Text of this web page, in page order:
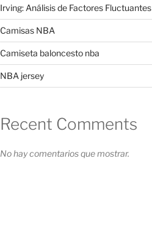
Irving: Análisis de Factores Fluctuantes
Camisas NBA
Camiseta baloncesto nba
NBA jersey
Recent Comments
No hay comentarios que mostrar.